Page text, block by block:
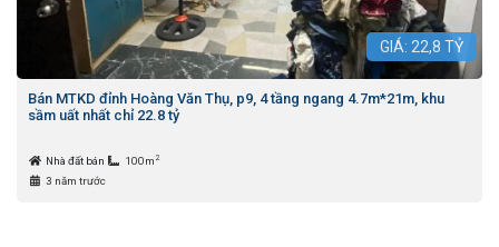
GIÁ: 22,8 TỶ
Bán MTKD đỉnh Hoàng Văn Thụ, p9, 4 tầng ngang 4.7m*21m, khu
sầm uất nhất chỉ 22.8 tỷ
Nhà đất bán 100m 2
3 năm trước